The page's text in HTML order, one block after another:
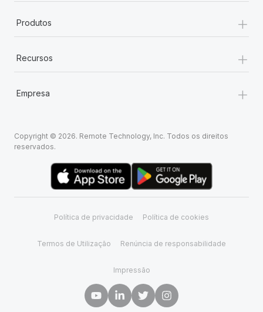
Produtos +
Recursos +
Empresa +
Copyright © 2026. Remote Technology, Inc. Todos os direitos
reservados.
Política de privacidade Política de cookies
Termos de Utilização Renúncia de responsabilidade
Impressão